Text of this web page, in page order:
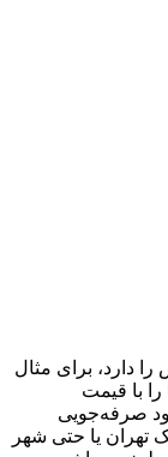
دارد، برای مثال
با قیمت
صرفه‌جویی
تهران یا حتی شهر